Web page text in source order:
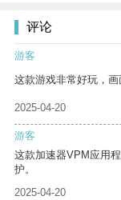
评论
游客
这款游戏非常好玩，画
2025-04-20
游客
这款加速器VPM应用
护。
2025-04-20